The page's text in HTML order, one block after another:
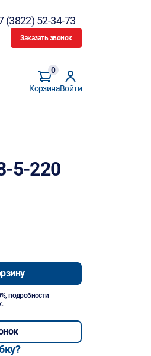
(3822) 52-34-73
Заказать звонок
Корзина
0
Войти
5-220
подробности